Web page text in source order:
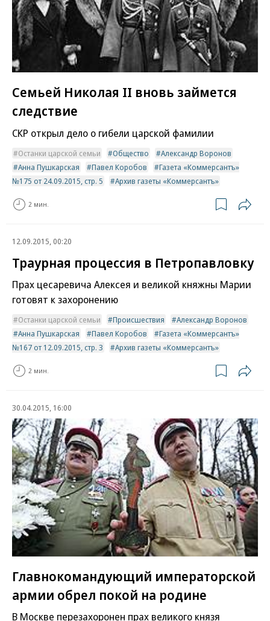
Семьей Николая II вновь займется
следствие
СКР открыл дело о гибели царской фамилии
Останки царской семьи Общество
Александр Воронов
Анна Пушкарская
Павел Коробов
Газета «Коммерсантъ»
№175 от 24.09.2015, стр. 5
Архив газеты «Коммерсантъ»
2 мин.
12.09.2015, 00:20
Траурная процессия в Петропавловку
Прах цесаревича Алексея и великой княжны Марии
готовят к захоронению
Останки царской семьи Происшествия
Александр Воронов
Анна Пушкарская
Павел Коробов
Газета «Коммерсантъ»
№167 от 12.09.2015, стр. 3
Архив газеты «Коммерсантъ»
2 мин.
30.04.2015, 16:00
Главнокомандующий императорской
армии обрел покой на родине
В Москве перезахоронен прах великого князя